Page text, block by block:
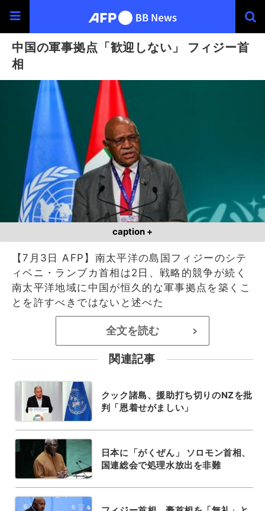
中国の軍事拠点「歓迎しない」 フィジー首
相
caption +
【7月3日 AFP】南太平洋の島国フィジーのシテ
ィベニ・ランブカ首相は2日、戦略的競争が続く
南太平洋地域に中国が恒久的な軍事拠点を築くこ
とを許すべきではないと述べた
全文を読む >
関連記事
クック諸島、援助打ち切りのNZを批
判「恩着せがましい」
日本に「がくぜん」 ソロモン首相、
国連総会で処理水放出を非難